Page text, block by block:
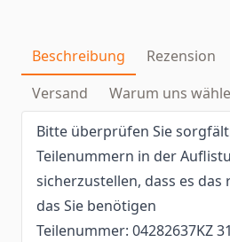
Beschreibung Rezension
Versand
Warum uns
Bitte überprüfen Sie
Teilenummern in der
sicherzustellen, dass es
das Sie benötigen
Teilenummer: 04282637KZ